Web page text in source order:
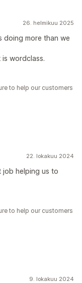
26. helmikuu 2025
doing more than we
wordclass.
to help our customers
22. lokakuu 2024
job helping us to
to help our customers
9. lokakuu 2024